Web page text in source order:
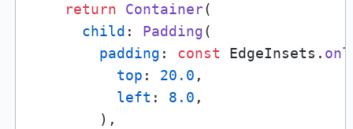
return
Container(
child : Padding(
padding : const EdgeInsets.
top : 20.0 ,
left : 8.0 ,
        ),